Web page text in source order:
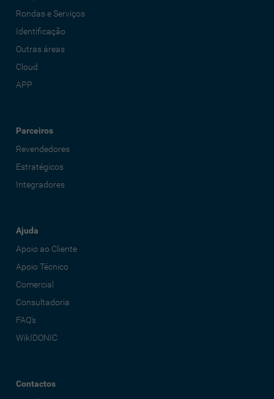
Rondas e Serviços
Identificação
Outras áreas
Cloud
APP
Parceiros
Revendedores
Estratégicos
Integradores
Ajuda
Apoio ao Cliente
Apoio Técnico
Comercial
Consultadoria
FAQ's
WikIDONIC
Contactos